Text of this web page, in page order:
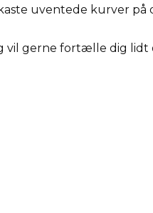
uventede kurver på
vil gerne fortælle dig lidt